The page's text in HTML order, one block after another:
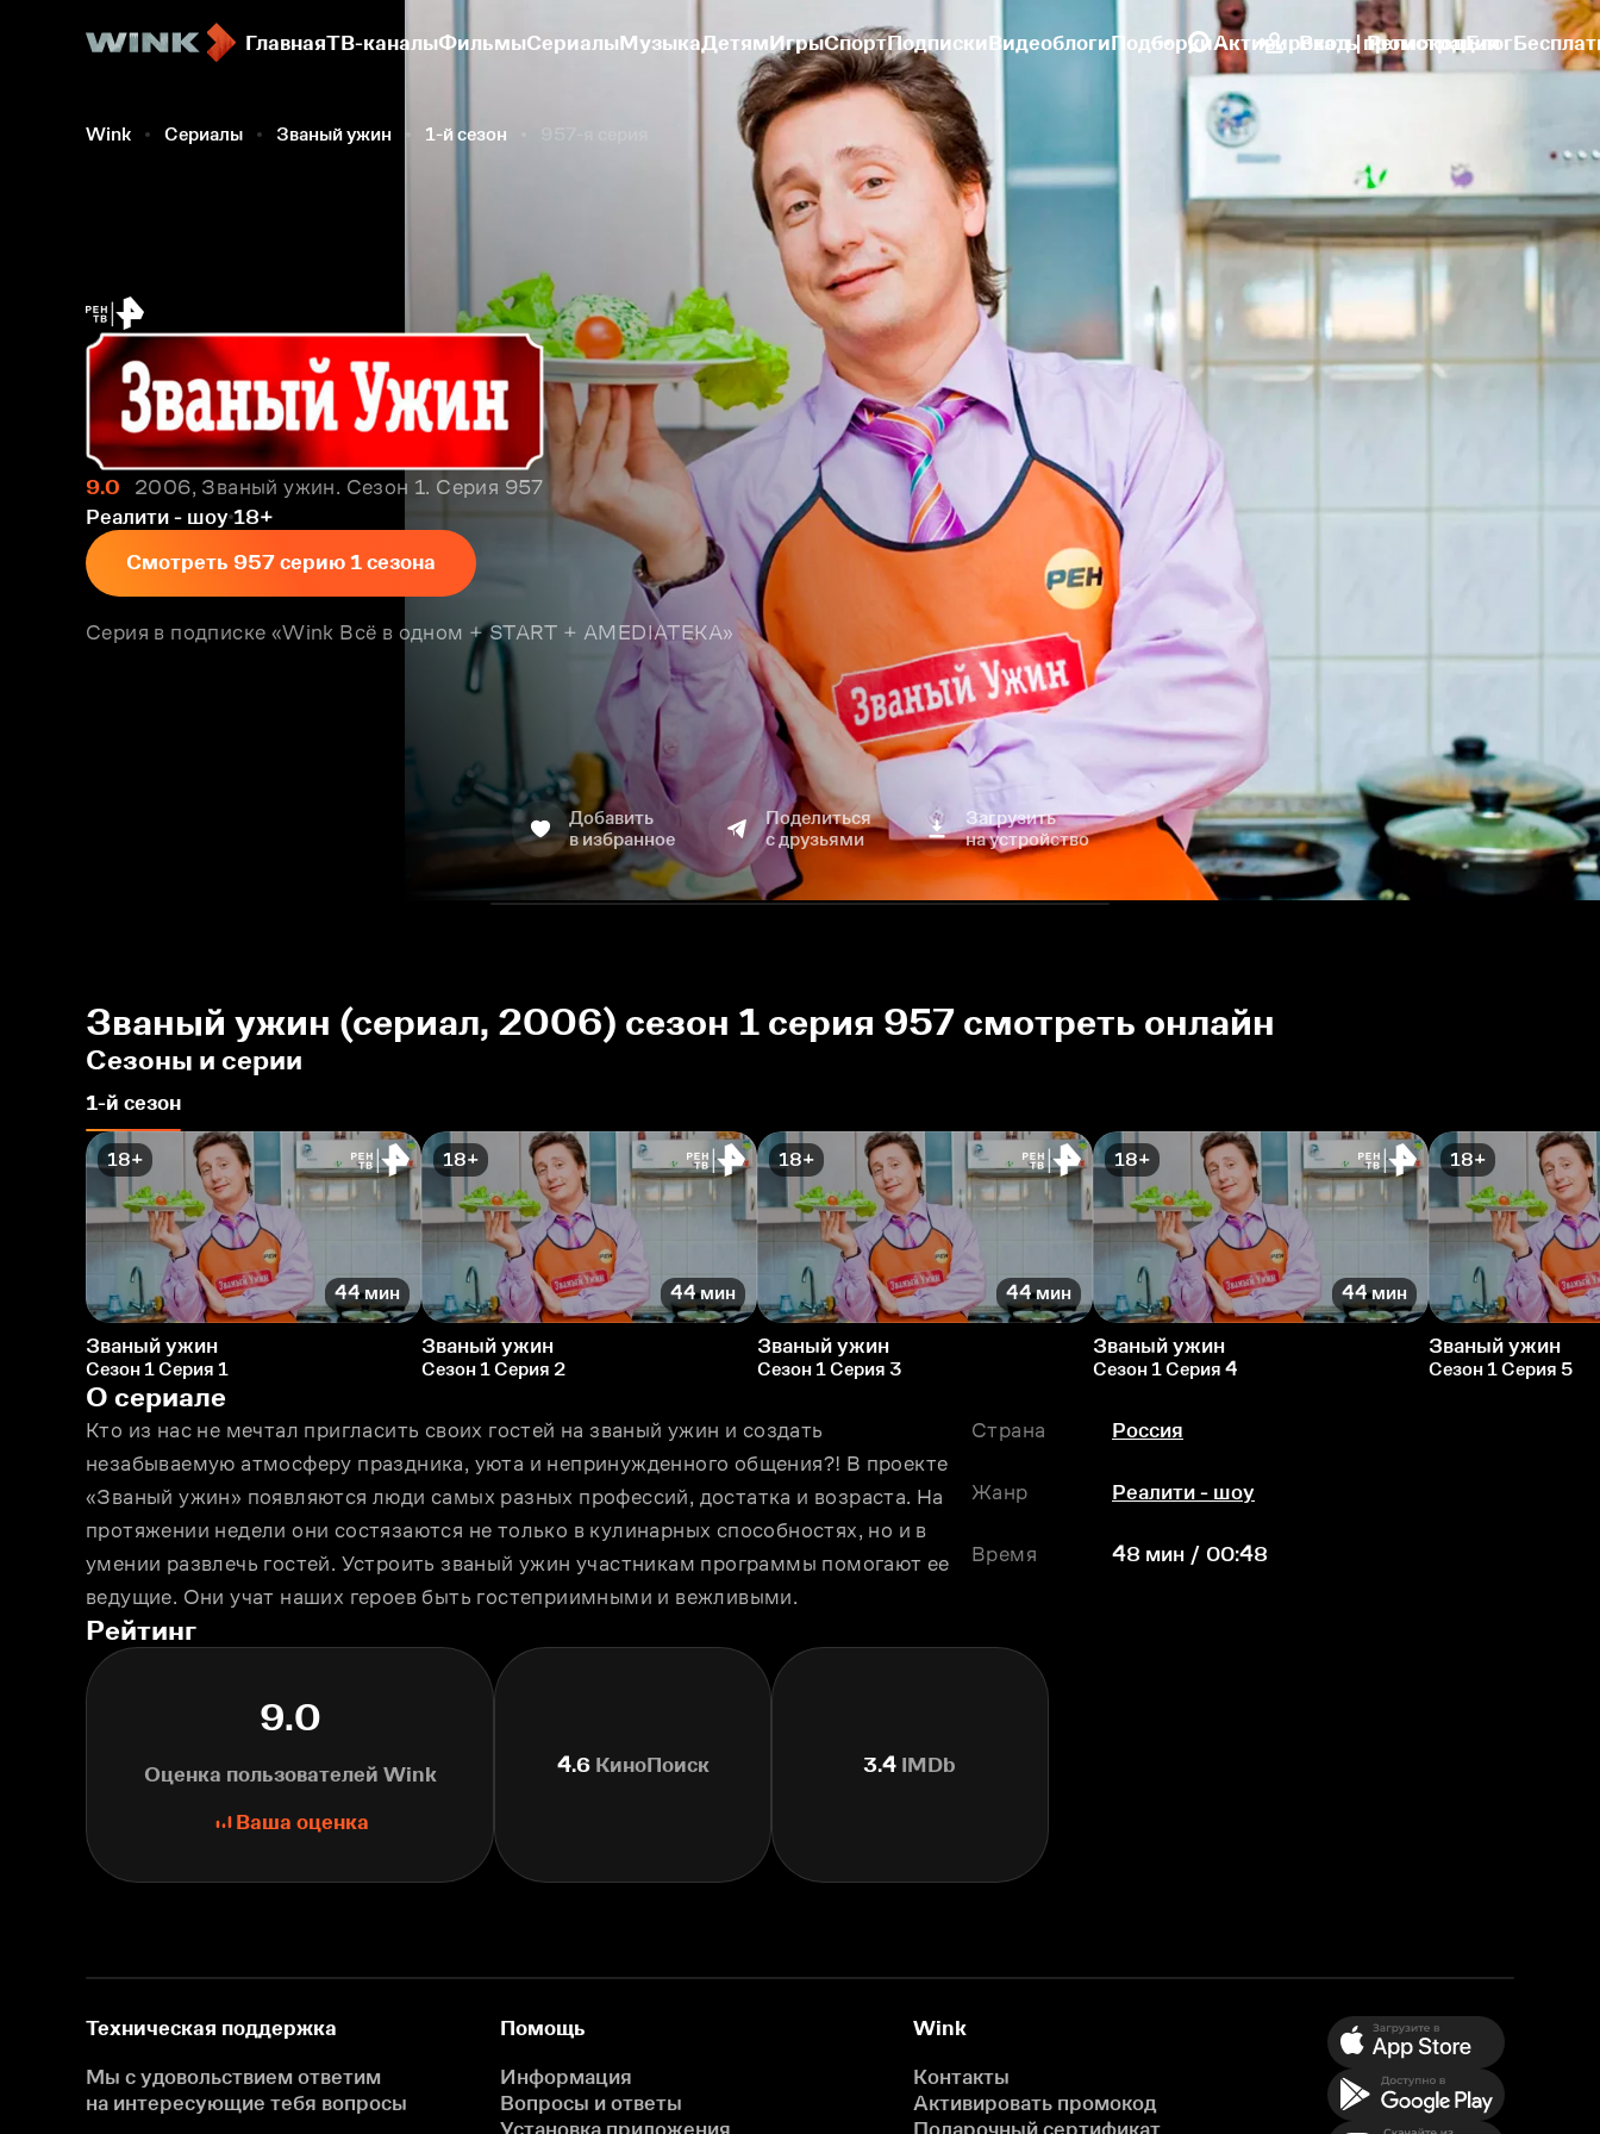
ГлавнаяТВ-каналыФильмыСериалыМузыкаДетямИгрыСпортПодпискиВидеоблогиПодборкиАктивировать промокодБлог
Вход | Регистрация
Wink Сериалы Званый ужин 1-й сезон
9.0
2006, Званый ужин. Сезон 1. Серия 957
Реалити - шоу 18+
Смотреть 957 серию 1 сезона
Серия в подписке «Wink Всё в одном + START + AMEDIATEKA»
Добавить
в избранное
Поделиться
с друзьями
Загрузить
на устройство
Званый ужин (сериал, 2006) сезон 1 серия 957 смотреть онлайн
Сезоны и серии
1-й сезон
18+
44 мин
Званый ужин
Сезон 1 Серия 1
18+
44 мин
Званый ужин
Сезон 1 Серия 2
18+
44 мин
Званый ужин
Сезон 1 Серия 3
18+
44 мин
Званый ужин
Сезон 1 Серия 4
18+
Званый ужин
Сезон 1 Серия 5
О сериале
Кто из нас не мечтал пригласить своих гостей на званый ужин и создать
незабываемую атмосферу праздника, уюта и непринужденного общения?! В проекте
«Званый ужин» появляются люди самых разных профессий, достатка и возраста. На
протяжении недели они состязаются не только в кулинарных способностях, но и в
умении развлечь гостей. Устроить званый ужин участникам программы помогают ее
ведущие. Они учат наших героев быть гостеприимными и вежливыми.
Страна Россия
Жанр Реалити - шоу
Время 48 мин / 00:48
Рейтинг
9.0
Оценка пользователей Wink
Ваша оценка
4.6КиноПоиск 3.4 IMDb
Техническая поддержка
Мы с удовольствием ответим
на интересующие тебя вопросы
Помощь
Информация
Вопросы и ответы
Установка приложения
Wink
Контакты
Активировать промокод
Подарочный сертификат